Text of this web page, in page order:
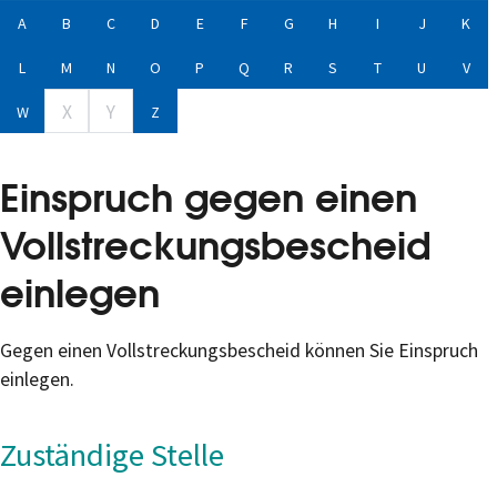
A B C D E F G H I J K
L M N O P Q R S T U V
W X Y Z
Einspruch gegen einen
Vollstreckungsbescheid
einlegen
Gegen einen Vollstreckungsbescheid können Sie Einspruch
einlegen.
Zuständige Stelle